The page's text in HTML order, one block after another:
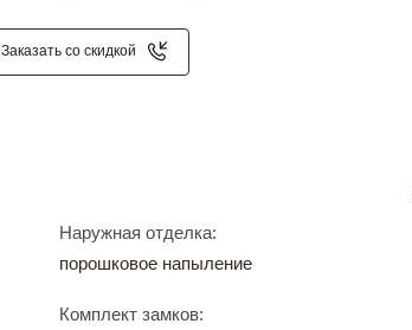
Заказать со скидкой
Наружная отделка:
порошковое напыление
Комплект замков: